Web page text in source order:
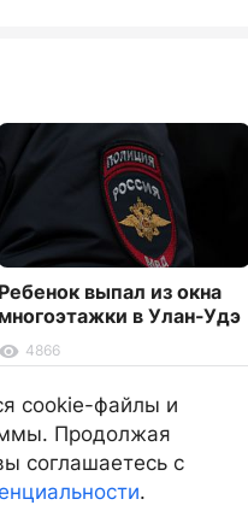
Ребенок выпал из окна
многоэтажки в Улан-Удэ
4866
cookie-файлы и
Продолжая
соглашаетесь с
.